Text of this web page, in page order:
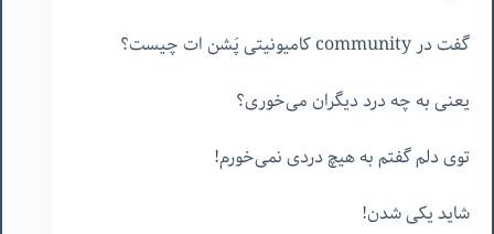
گفت در community کامیونیتی پَشن ات چیست؟
یعنی به چه درد دیگران می‌خوری؟
توی دلم گفتم به هیچ دردی نمی‌خورم!
شاید یکی شدن!